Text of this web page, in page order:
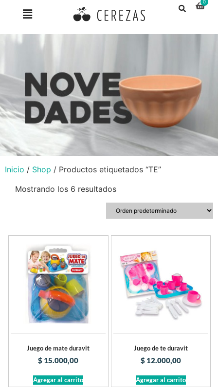
Inicio / Shop / Productos etiquetados “TE”
Mostrando los 6 resultados
Juego de mate duravit
$ 15.000,00
Agregar al carrito
Juego de te duravit
$12.000,00
Agregar al carrito